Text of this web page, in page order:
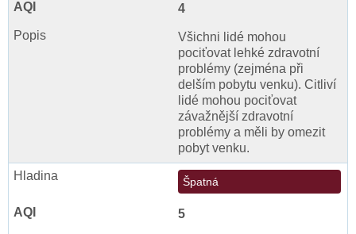
4
Všichni lidé mohou
pociťovat lehké zdravotní
problémy (zejména při
delším pobytu venku). Citliví
lidé mohou pociťovat
závažnější zdravotní
problémy a měli by omezit
pobyt venku.
Špatná
5